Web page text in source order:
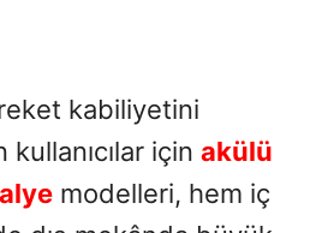
kabiliyetini
için akülü
modelleri, hem iç